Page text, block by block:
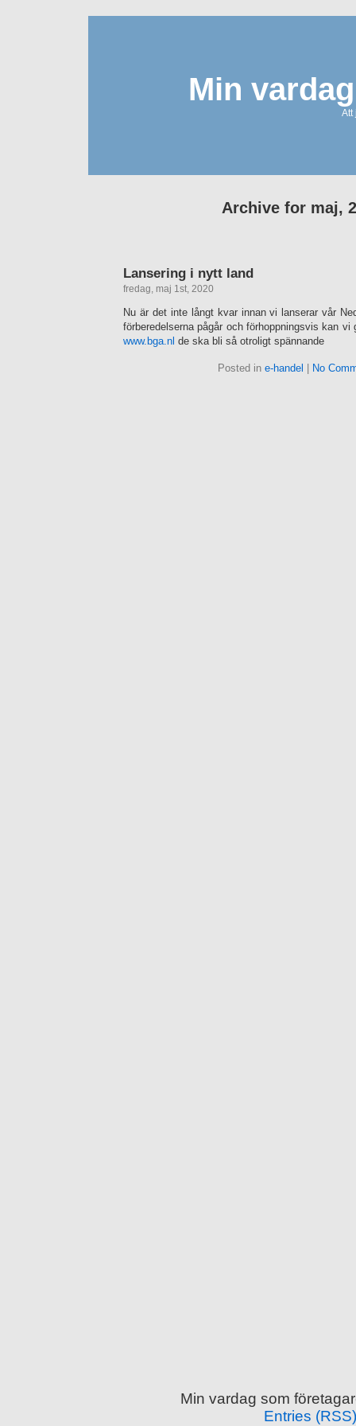
Min
Att
Archive for maj,
Lansering i nytt land
fredag, maj 1st, 2020
Nu är det inte långt kvar innan vi lanserar vår
förberedelserna pågår och förhoppningsvis kan
www.bga.nl de ska bli så otroligt spännande
Posted in e-handel No
Min vardag som
Entries (RSS)